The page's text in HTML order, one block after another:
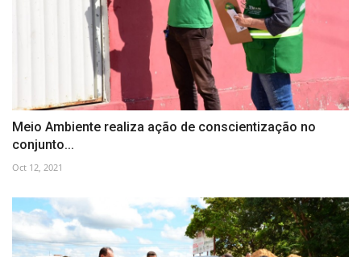
Meio Ambiente realiza ação de conscientização no
conjunto...
Oct 12, 2021